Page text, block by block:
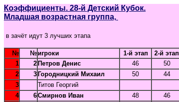
Коэффициенты. 28-й Детский Кубок.
Младшая возрастная группа,
в зачёт идут 3 лучших этапа
№ №игроки 1-й этап 2-й этап
1
2 Петров Денис 46 50
2
3 Городницкий Михаил 50 44
3
Титов Георгий
4
6Смирнов Иван 48 46